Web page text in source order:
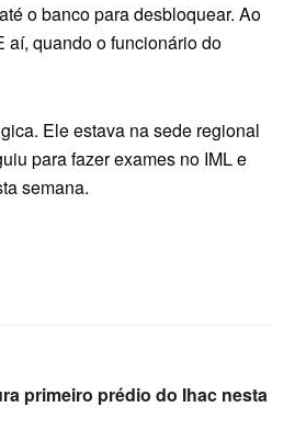
o banco para desbloquear. Ao
aí, quando o funcionário do
Ele estava na sede regional
para fazer exames no IML e
semana.
primeiro prédio do Ihac nesta